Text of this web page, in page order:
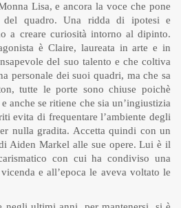
Lisa, e ancora la voce che pone
del quadro. Una ridda di ipotesi e
a creare curiosità intorno al dipinto.
è Claire, laureata in arte e in
del suo talento e che coltiva
personale dei suoi quadri, ma che sa
tutte le porte sono chiuse poichè
anche se ritiene che sia un’ingiustizia
evita di frequentare l’ambiente degli
nulla gradita. Accetta quindi con un
Aiden Markel alle sue opere. Lui è il
con cui ha condiviso una
e all’epoca le aveva voltato le